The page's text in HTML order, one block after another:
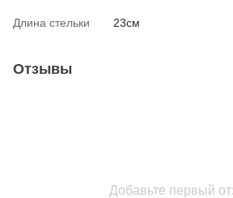
Длина стельки 23см
Отзывы
Добавьте первый